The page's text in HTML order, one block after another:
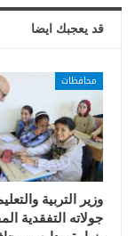
قد يعجبك ايضا
محافظات
وزير التربية
جولاته التفقدية